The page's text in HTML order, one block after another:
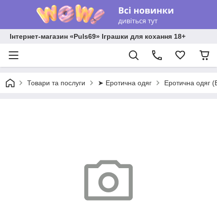
Інтернет-магазин «Puls69» Іграшки для кохання 18+
Товари та послуги ➤ Еротична одяг Еротична одяг